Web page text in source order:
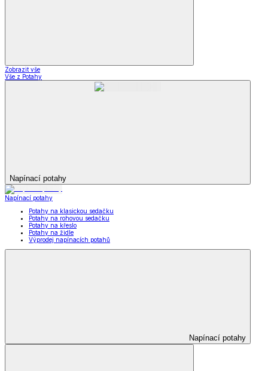
Zobrazit vše
Vše z Potahy
Napínací potahy
Napínací potahy
Potahy na klasickou sedačku
Potahy na rohovou sedačku
Potahy na křeslo
Potahy na židle
Výprodej napínacích potahů
Napínací potahy